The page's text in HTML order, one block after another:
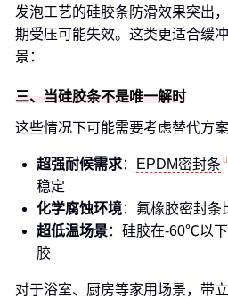
发泡工艺的硅胶条防滑效果突出
期受压可能失效。这类更适合缓
景：
三、当硅胶条不是唯一解时
这些情况下可能需要考虑替代方案
超强耐候需求： EPDM密封条
稳定
化学腐蚀环境：氟橡胶密封条
超低温场景：硅胶在-60℃以
胶
对于浴室、厨房等家用场景，带